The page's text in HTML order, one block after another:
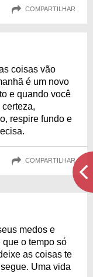
COMPARTILHAR
coisas vão
é um novo
e quando você
respire fundo e
COMPARTILHAR
medos e
o tempo só
as coisas te
Uma vida